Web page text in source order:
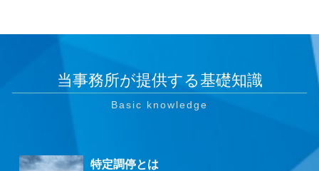
当事務所が提供する基礎知識
特定調停とは